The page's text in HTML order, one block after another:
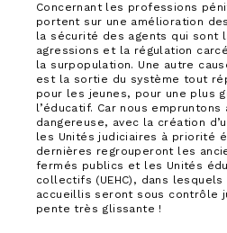
Concernant les professions
portent sur une amélioration
la sécurité des agents qui sont
agressions et la régulation
la surpopulation. Une autre
est la sortie du système tout
pour les jeunes, pour une plus
l’éducatif. Car nous empruntons
dangereuse, avec la création
les Unités judiciaires à priorité
dernières regrouperont les
fermés publics et les Unités
collectifs (UEHC), dans
accueillis seront sous contrôle
pente très glissante !